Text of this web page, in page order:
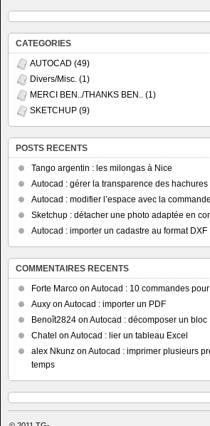
CATEGORIES
AUTOCAD (49)
Divers/Misc. (1)
MERCI BEN../THANKS BEN..
(1)
SKETCHUP (9)
POSTS RECENTS
Tango argentin : les milongas à Nice
Autocad : gérer la transparence des hachures
Autocad : modifier l’espace avec la
Sketchup : détacher une photo adaptée en
Autocad : importer un cadastre au format DXF
COMMENTAIRES RECENTS
Forte Marco on Autocad : 10 commandes
Auxy on Autocad : importer un PDF
Benoît2824 on Autocad : décomposer un bloc
Chatel on Autocad : lier un tableau Excel
alex Nkunz on Autocad : imprimer plusieurs
temps